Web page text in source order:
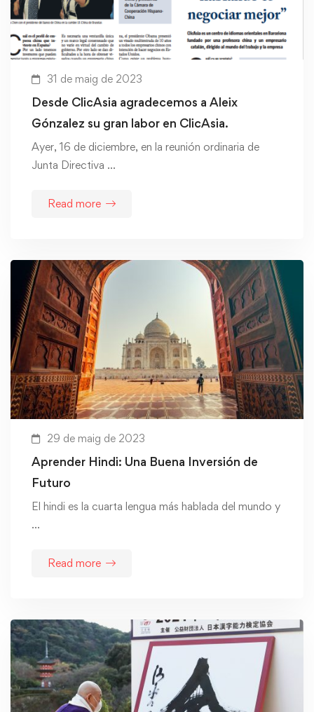
31 de maig de 2023
Desde ClicAsia agradecemos a Aleix
Gónzalez su gran labor en ClicAsia.
Ayer, 16 de diciembre, en la reunión ordinaria de
Junta Directiva …
Read more
29 de maig de 2023
Aprender Hindi: Una Buena Inversión de
Futuro
El hindi es la cuarta lengua más hablada del mundo y
…
Read more